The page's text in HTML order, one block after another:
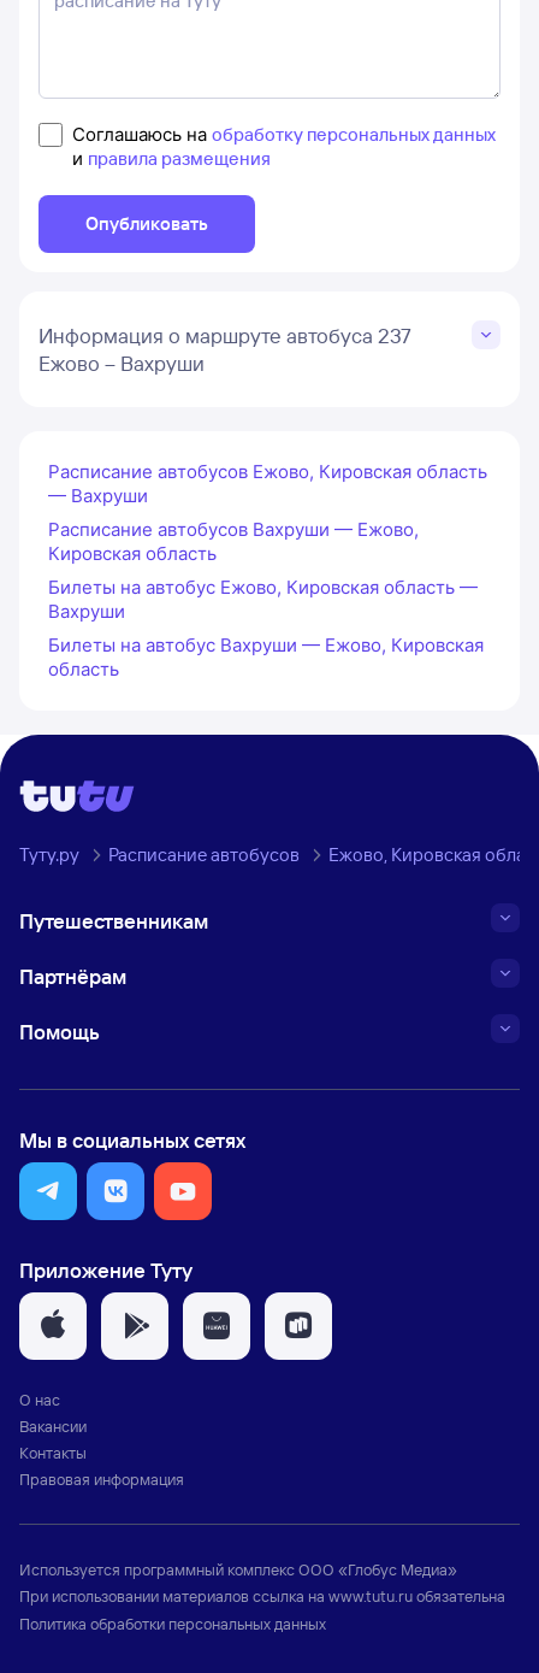
Соглашаюсь на обработку персональных данных
и правила размещения
Опубликовать
Информация о маршруте автобуса 237
Ежово – Вахруши
Расписание автобусов Ежово, Кировская область
— Вахруши
Расписание автобусов Вахруши — Ежово,
Кировская область
Билеты на автобус Ежово, Кировская область —
Вахруши
Билеты на автобус Вахруши — Ежово, Кировская
область
Туту.ру Расписание автобусов Ежово, Кировская
Путешественникам
Партнёрам
Помощь
Мы в социальных сетях
Приложение Туту
О нас
Вакансии
Контакты
Правовая информация
Используется программный комплексООО «Глобус Медиа»
При использовании материалов ссылка на www.tutu.ruобязательна
Политика обработки персональных данных